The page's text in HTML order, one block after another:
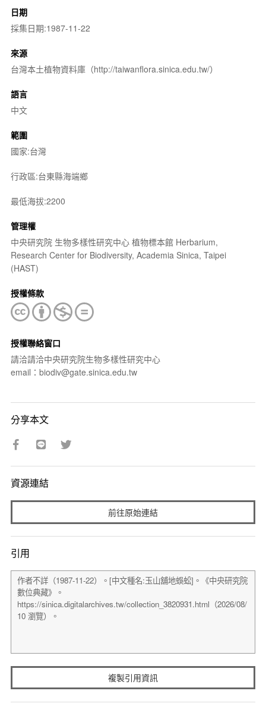
日期
採集日期:1987-11-22
來源
台灣本土植物資料庫（http://taiwanflora.sinica.edu.tw/）
語言
中文
範圍
國家:台灣
行政區:台東縣海端鄉
最低海拔:2200
管理權
中央研究院 生物多樣性研究中心 植物標本館 Herbarium,
Research Center for Biodiversity, Academia Sinica, Taipei
(HAST)
授權條款
授權聯絡窗口
請洽請洽中央研究院生物多樣性研究中心
email：biodiv@gate.sinica.edu.tw
分享本文
資源連結
前往原始連結
引用
複製引用資訊